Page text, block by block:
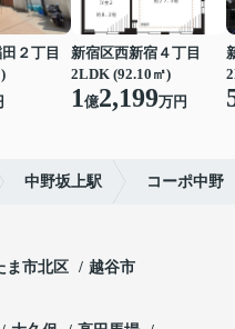
２丁目
新宿区西新宿４丁目
2LDK (92.10㎡)
1億2,199万円
中野坂上駅 コーポ中野
ま市北区 越谷市